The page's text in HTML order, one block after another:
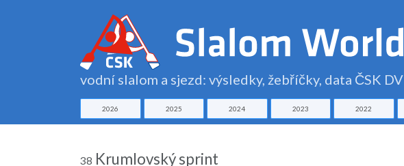
vodní slalom a sjezd: výsledky, žebříčky, data ČSK DV
2026 2025 2024 2023 2022
38 Krumlovský sprint